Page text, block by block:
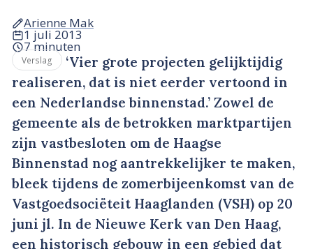
Arienne Mak
1 juli 2013
7 minuten
Verslag
‘Vier grote projecten gelijktijdig
realiseren, dat is niet eerder vertoond in
een Nederlandse binnenstad.’ Zowel de
gemeente als de betrokken marktpartijen
zijn vastbesloten om de Haagse
Binnenstad nog aantrekkelijker te maken,
bleek tijdens de zomerbijeenkomst van de
Vastgoedsociëteit Haaglanden (VSH) op 20
juni jl. In de Nieuwe Kerk van Den Haag,
een historisch gebouw in een gebied dat